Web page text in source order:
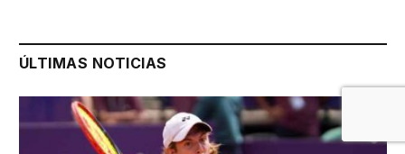
ÚLTIMAS NOTICIAS